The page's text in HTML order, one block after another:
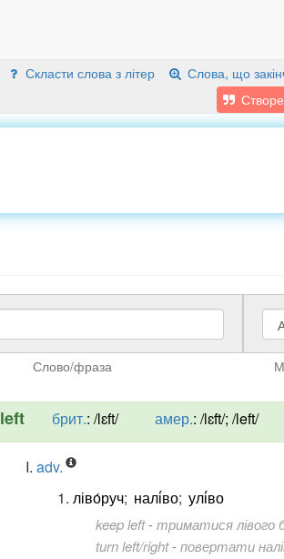
Скласти слова з літер Слова, що
Слово/фраза
left брит.: /lɛft/ амер.: /lɛft/; /left/
adv.
ліво́руч; налі́во; улі́во
keep left-триматися лівого
turn left/right-повертати